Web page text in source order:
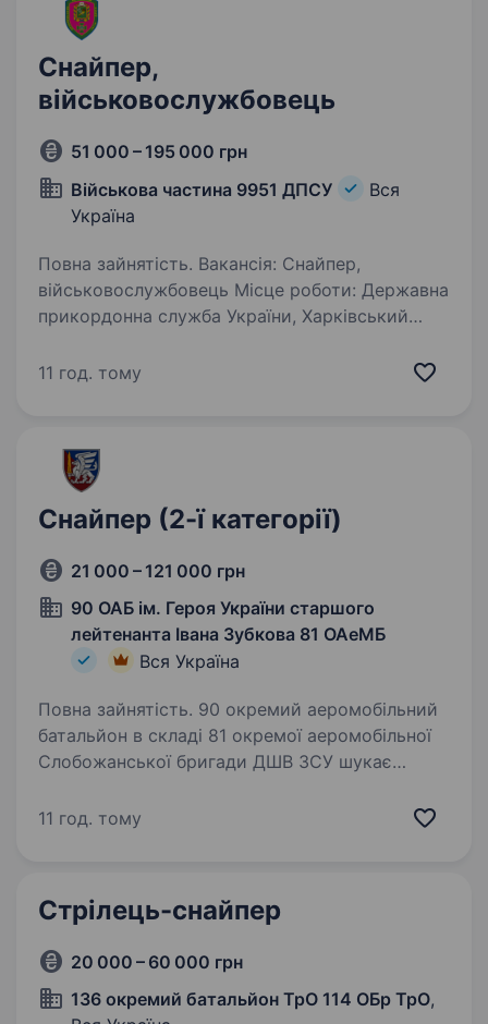
Снайпер,
військовослужбовець
51 000 – 195 000 грн
Військова частина 9951 ДПСУ
Вся
Україна
Повна зайнятість. Вакансія: Снайпер,
військовослужбовець Місце роботи: Державна
прикордонна служба України, Харківський
Обов’язки: Виконання завдань забезпечення
11 год. тому
Снайпер (2-ї категорії)
21 000 – 121 000 грн
90 ОАБ ім. Героя України старшого
лейтенанта Івана Зубкова 81 ОАеМБ
Вся Україна
Повна зайнятість. 90 окремий аеромобільний
батальйон в складі 81 окремої аеромобільної
Слобожанської бригади ДШВ ЗСУ шукає
Вимоги: вік від 18 до 50 років; готовність
11 год. тому
Стрілець-снайпер
20 000 – 60 000 грн
136 окремий батальйон ТрО 114 ОБр ТрО,